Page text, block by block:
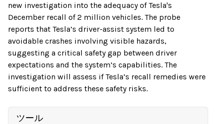
new investigation into the adequacy of Tesla's
December recall of 2 million vehicles. The probe
reports that Tesla’s driver-assist system led to
avoidable crashes involving visible hazards,
suggesting a critical safety gap between driver
expectations and the system’s capabilities. The
investigation will assess if Tesla’s recall remedies were
sufficient to address these safety risks.
ツール